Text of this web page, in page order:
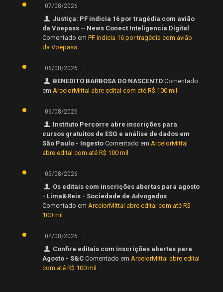
07/08/2026
Justiça: PF indicia 16 por tragédia com avião
da Voepass – News Conect Inteligencia Digital
Comentado em PF indicia 16 por tragédia com avião
da Voepass
06/08/2026
BENEDITO BARBOSA DO NASCENTO Comentado
em ArcelorMittal abre edital com até R$ 100 mil
06/08/2026
Instituto Percorre abre inscrições para
cursos gratuitos de ESG e análise de dados em
São Paulo - Ingesto Comentado em ArcelorMittal
abre edital com até R$ 100 mil
05/08/2026
Os editais com inscrições abertas para agosto
- Lima&Reis - Sociedade de Advogados
Comentado em ArcelorMittal abre edital com até R$
100 mil
04/08/2026
Confira editais com inscrições abertas para
Agosto - S&C Comentado em ArcelorMittal abre edital
com até R$ 100 mil